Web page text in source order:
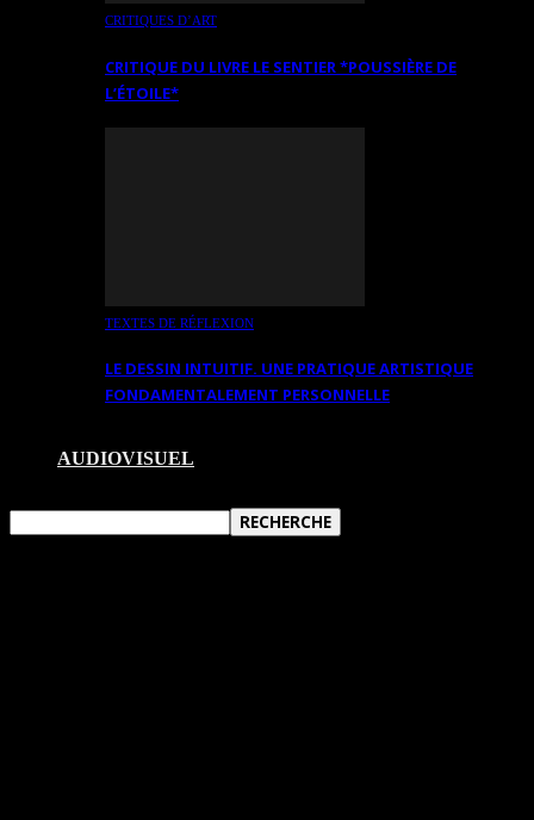
CRITIQUES D’ART
CRITIQUE DU LIVRE LE SENTIER *POUSSIÈRE DE
L’ÉTOILE*
TEXTES DE RÉFLEXION
LE DESSIN INTUITIF. UNE PRATIQUE ARTISTIQUE
FONDAMENTALEMENT PERSONNELLE
AUDIOVISUEL